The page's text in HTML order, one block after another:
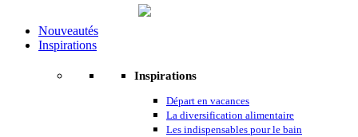
Nouveautés
Inspirations
Inspirations
Départ en vacances
La diversification alimentaire
Les indispensables pour le bain